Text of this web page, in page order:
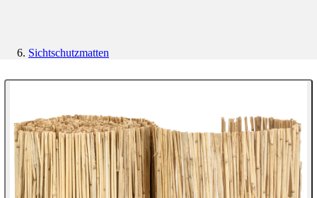
Sichtschutzmatten